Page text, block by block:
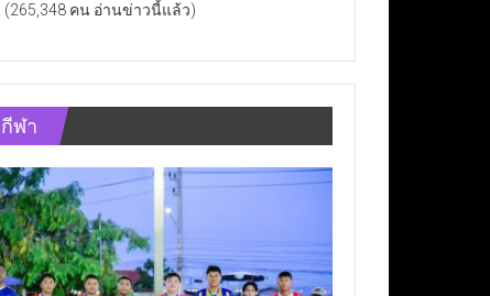
(265,348 คน อ่านข่าวนี้แล้ว)
กีฬา